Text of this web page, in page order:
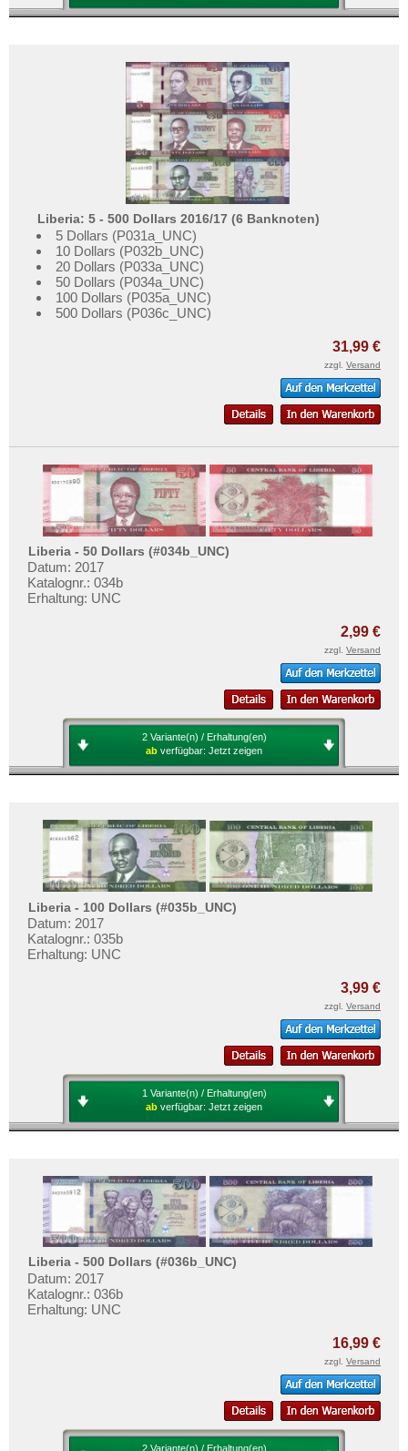
Liberia: 5 - 500 Dollars 2016/17 (6 Banknoten)
5 Dollars (P031a_UNC)
10 Dollars (P032b_UNC)
20 Dollars (P033a_UNC)
50 Dollars (P034a_UNC)
100 Dollars (P035a_UNC)
500 Dollars (P036c_UNC)
31,99 €
zzgl. Versand
Liberia - 50 Dollars (#034b_UNC)
Datum: 2017
Katalognr.: 034b
Erhaltung: UNC
2,99 €
zzgl. Versand
2 Variante(n) / Erhaltung(en)
ab verfügbar: Jetzt zeigen
Liberia - 100 Dollars (#035b_UNC)
Datum: 2017
Katalognr.: 035b
Erhaltung: UNC
3,99 €
zzgl. Versand
1 Variante(n) / Erhaltung(en)
ab verfügbar: Jetzt zeigen
Liberia - 500 Dollars (#036b_UNC)
Datum: 2017
Katalognr.: 036b
Erhaltung: UNC
16,99 €
zzgl. Versand
2 Variante(n) / Erhaltung(en)